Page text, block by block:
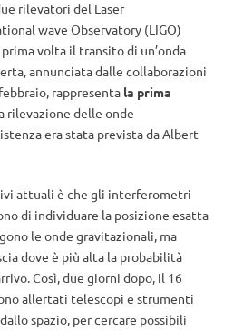
rilevatori del Laser
wave Observatory (LIGO)
volta il transito di un’onda
annunciata dalle collaborazioni
rappresenta la prima
rilevazione delle onde
era stata prevista da Albert
attuali è che gli interferometri
di individuare la posizione esatta
le onde gravitazionali, ma
dove è più alta la probabilità
Così, due giorni dopo, il 16
allertati telescopi e strumenti
spazio, per cercare possibili